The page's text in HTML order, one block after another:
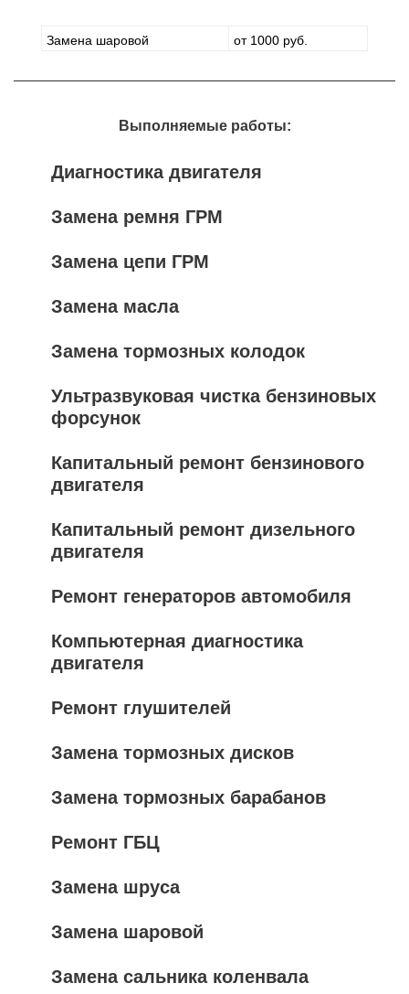
Замена шаровой от 1000 руб.
Выполняемые работы:
Диагностика двигателя
Замена ремня ГРМ
Замена цепи ГРМ
Замена масла
Замена тормозных колодок
Ультразвуковая чистка бензиновых
форсунок
Капитальный ремонт бензинового
двигателя
Капитальный ремонт дизельного
двигателя
Ремонт генераторов автомобиля
Компьютерная диагностика
двигателя
Ремонт глушителей
Замена тормозных дисков
Замена тормозных барабанов
Ремонт ГБЦ
Замена шруса
Замена шаровой
Замена сальника коленвала